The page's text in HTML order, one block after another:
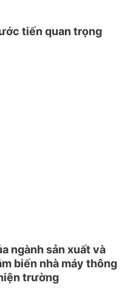
tiến quan trọng
ngành sản xuất và
biến nhà máy thông
trường